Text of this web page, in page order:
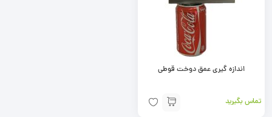
اندازه گیری عمق دوخت قوطی
تماس بگیرید